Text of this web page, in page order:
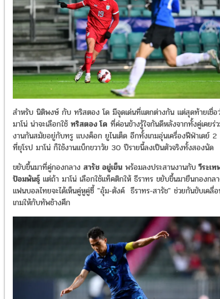
สำหรับ นิติพงษ์ กับ ทริสตอง โด มีจุดเด่นที่แตกต่างกัน แต่สุดท้ายเชื่อ
มาโน่ น่าจะเลือกใช้ ทริสตอง โด ที่ค่อนข้างรู้ใจกันดีหลังจากทั้งคู่เคยร่
งานกันสมัยอยู่กับทรู แบงค็อก ยูไนเต็ด อีกทั้งเกมอุ่นเครื่องฟีฟ่าเดย์
ที่ยุโรป มาโน่ ก็ใช้งานแบ็กขวาวัย 30 ปีรายนี้ลงเป็นตัวจริงทั้งสองนัด
ขยับขึ้นมาที่คู่กองกลาง สารัช อยู่เย็น พร้อมลงประสานงานกับวีระเท
ป้อมพันธุ์ แต่ถ้า มาโน่ เลือกใช้แท็คติกให้ ธีราทร ขยับขึ้นมายืนกองกล
แฟนบอลไทยจะได้เห็นคู่หูคู่ซี้ "อุ้ม-ตังค์ ธีราทร-สารัช" ช่วยกันขับเคลื่
เกมให้กับทัพช้างศึก